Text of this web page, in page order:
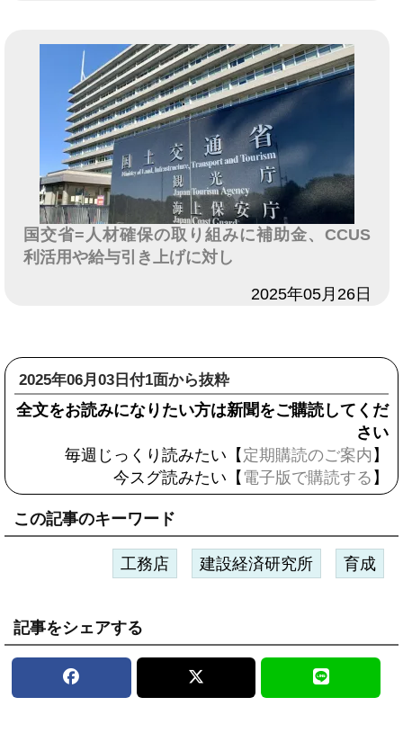
国交省=人材確保の取り組みに補助金、CCUS
利活用や給与引き上げに対し
2025年05月26日
2025年06月03日付1面から抜粋
全文をお読みになりたい方は新聞をご購読してくだ
さい
毎週じっくり読みたい【 定期購読のご案内 】
今スグ読みたい【 電子版で購読する 】
この記事のキーワード
工務店 建設経済研究所 育成
記事をシェアする